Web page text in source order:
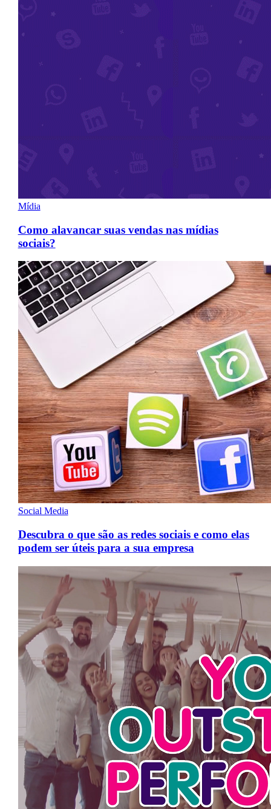
Mídia
Como alavancar suas vendas nas mídias
sociais?
Social Media
Descubra o que são as redes sociais e como elas
podem ser úteis para a sua empresa